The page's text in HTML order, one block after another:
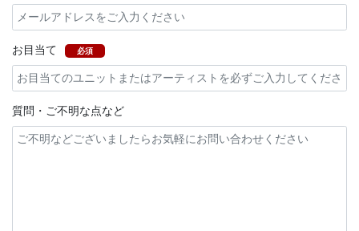
お目当て 必須
質問・ご不明な点など